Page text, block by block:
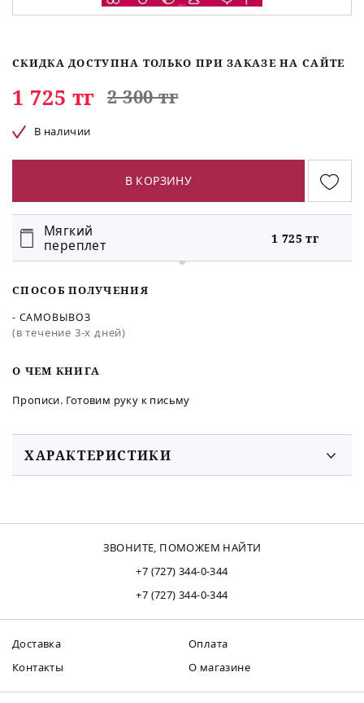
O ЧЕМ КНИГА
Прописи. Готовим руку к письму
СКИДКА ДОСТУПНА ТОЛЬКО ПРИ ЗАКАЗЕ НА САЙТЕ
1 725 тг 2 300 тг
В наличии
В КОРЗИНУ
Мягкий
переплет
1 725 тг
СПОСОБ ПОЛУЧЕНИЯ
- САМОВЫВОЗ
(в течение 3-х дней)
ХАРАКТЕРИСТИКИ
ЗВОНИТЕ, ПОМОЖЕМ НАЙТИ
+7 (727) 344-0-344
+7 (727) 344-0-344
Доставка
Оплата
Контакты
О магазине